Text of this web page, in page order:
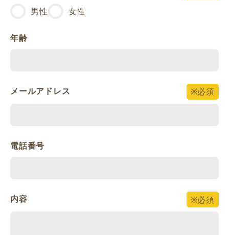
男性
女性
年齢
メールアドレス ※必須
電話番号
内容 ※必須